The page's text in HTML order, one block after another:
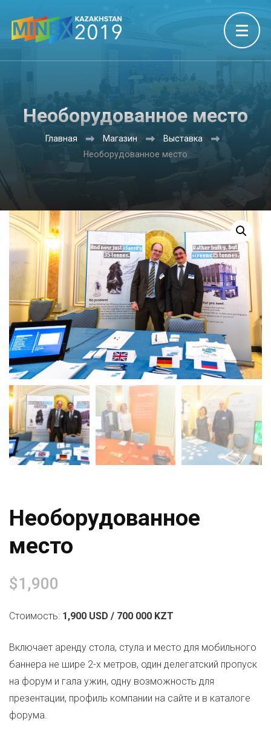
Необорудованное место
Главная Магазин
Выставка
Необорудованное место
Необорудованное
место
$1,900
Стоимость: 1,900 USD / 700 000 KZT
Включает аренду стола, стула и место для мобильного
баннера не шире 2-х метров, один делегатский пропуск
на форум и гала ужин, одну возможность для
презентации, профиль компании на сайте и в каталоге
форума.